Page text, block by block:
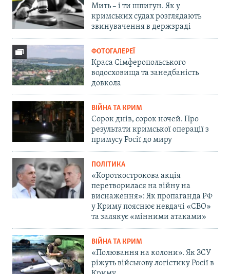
Мить – і ти шпигун. Як у
кримських судах розглядають
звинувачення в держзраді
ФОТОГАЛЕРЕЇ
Краса Сімферопольського
водосховища та занедбаність
довкола
ВІЙНА ТА КРИМ
Сорок днів, сорок ночей. Про
результати кримської операції з
примусу Росії до миру
ПОЛІТИКА
«Короткострокова акція
перетворилася на війну на
виснаження»: Як пропаганда РФ
у Криму пояснює невдачі «СВО»
та залякує «мінними атаками»
ВІЙНА ТА КРИМ
«Полювання на колони». Як ЗСУ
ріжуть військову логістику Росії в